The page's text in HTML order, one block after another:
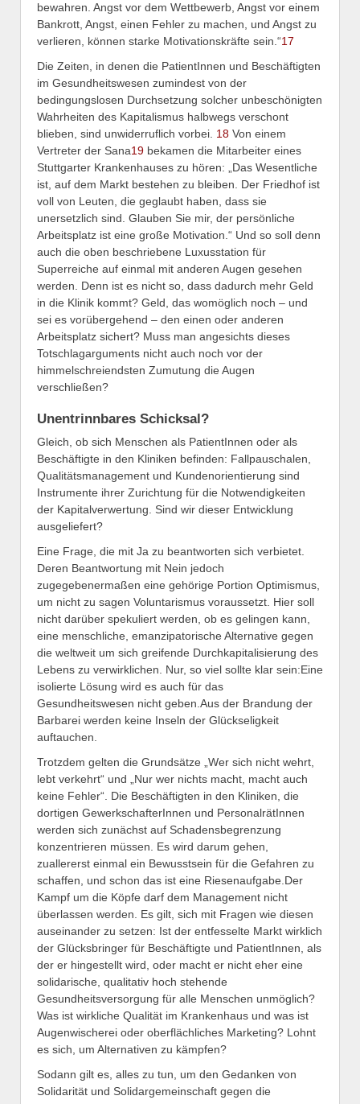
bewahren. Angst vor dem Wettbewerb, Angst vor einem
Bankrott, Angst, einen Fehler zu machen, und Angst zu
verlieren, können starke Motivationskräfte sein.“17
Die Zeiten, in denen die PatientInnen und Beschäftigten
im Gesundheitswesen zumindest von der
bedingungslosen Durchsetzung solcher unbeschönigten
Wahrheiten des Kapitalismus halbwegs verschont
blieben, sind unwiderruflich vorbei. 18 Von einem
Vertreter der Sana19 bekamen die Mitarbeiter eines
Stuttgarter Krankenhauses zu hören: „Das Wesentliche
ist, auf dem Markt bestehen zu bleiben. Der Friedhof ist
voll von Leuten, die geglaubt haben, dass sie
unersetzlich sind. Glauben Sie mir, der persönliche
Arbeitsplatz ist eine große Motivation.“ Und so soll denn
auch die oben beschriebene Luxusstation für
Superreiche auf einmal mit anderen Augen gesehen
werden. Denn ist es nicht so, dass dadurch mehr Geld
in die Klinik kommt? Geld, das womöglich noch – und
sei es vorübergehend – den einen oder anderen
Arbeitsplatz sichert? Muss man angesichts dieses
Totschlagarguments nicht auch noch vor der
himmelschreiendsten Zumutung die Augen
verschließen?
Unentrinnbares Schicksal?
Gleich, ob sich Menschen als PatientInnen oder als
Beschäftigte in den Kliniken befinden: Fallpauschalen,
Qualitätsmanagement und Kundenorientierung sind
Instrumente ihrer Zurichtung für die Notwendigkeiten
der Kapitalverwertung. Sind wir dieser Entwicklung
ausgeliefert?
Eine Frage, die mit Ja zu beantworten sich verbietet.
Deren Beantwortung mit Nein jedoch
zugegebenermaßen eine gehörige Portion Optimismus,
um nicht zu sagen Voluntarismus voraussetzt. Hier soll
nicht darüber spekuliert werden, ob es gelingen kann,
eine menschliche, emanzipatorische Alternative gegen
die weltweit um sich greifende Durchkapitalisierung des
Lebens zu verwirklichen. Nur, so viel sollte klar sein:Eine
isolierte Lösung wird es auch für das
Gesundheitswesen nicht geben.Aus der Brandung der
Barbarei werden keine Inseln der Glückseligkeit
auftauchen.
Trotzdem gelten die Grundsätze „Wer sich nicht wehrt,
lebt verkehrt“ und „Nur wer nichts macht, macht auch
keine Fehler“. Die Beschäftigten in den Kliniken, die
dortigen GewerkschafterInnen und PersonalrätInnen
werden sich zunächst auf Schadensbegrenzung
konzentrieren müssen. Es wird darum gehen,
zuallererst einmal ein Bewusstsein für die Gefahren zu
schaffen, und schon das ist eine Riesenaufgabe.Der
Kampf um die Köpfe darf dem Management nicht
überlassen werden. Es gilt, sich mit Fragen wie diesen
auseinander zu setzen: Ist der entfesselte Markt wirklich
der Glücksbringer für Beschäftigte und PatientInnen, als
der er hingestellt wird, oder macht er nicht eher eine
solidarische, qualitativ hoch stehende
Gesundheitsversorgung für alle Menschen unmöglich?
Was ist wirkliche Qualität im Krankenhaus und was ist
Augenwischerei oder oberflächliches Marketing? Lohnt
es sich, um Alternativen zu kämpfen?
Sodann gilt es, alles zu tun, um den Gedanken von
Solidarität und Solidargemeinschaft gegen die